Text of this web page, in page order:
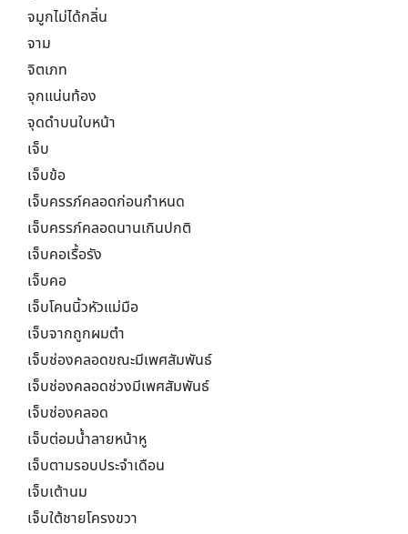
จมูกไม่ได้กลิ่น
จาม
จิตเภท
จุกแน่นท้อง
จุดดำบนใบหน้า
เจ็บ
เจ็บข้อ
เจ็บครรภ์คลอดก่อนกำหนด
เจ็บครรภ์คลอดนานเกินปกติ
เจ็บคอเรื้อรัง
เจ็บคอ
เจ็บโคนนิ้วหัวแม่มือ
เจ็บจากถูกผมตำ
เจ็บช่องคลอดขณะมีเพศสัมพันธ์
เจ็บช่องคลอดช่วงมีเพศสัมพันธ์
เจ็บช่องคลอด
เจ็บต่อมน้ำลายหน้าหู
เจ็บตามรอบประจำเดือน
เจ็บเต้านม
เจ็บใต้ชายโครงขวา